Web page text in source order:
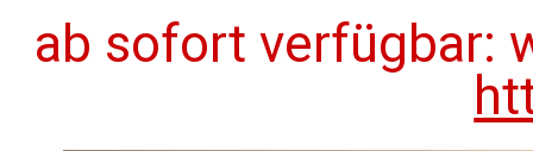
ab sofort verfügbar: